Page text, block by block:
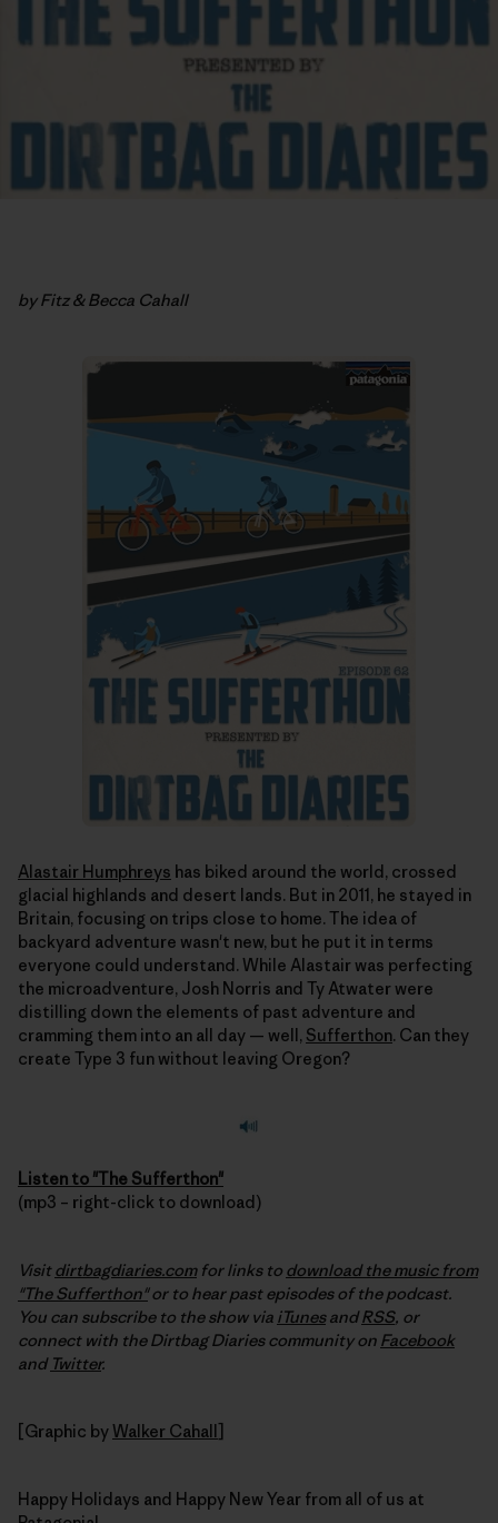
by Fitz & Becca Cahall
Alastair Humphreys has biked around the world, crossed
glacial highlands and desert lands. But in 2011, he stayed in
Britain, focusing on trips close to home. The idea of
backyard adventure wasn't new, but he put it in terms
everyone could understand. While Alastair was perfecting
the microadventure, Josh Norris and Ty Atwater were
distilling down the elements of past adventure and
cramming them into an all day — well, Sufferthon. Can they
create Type 3 fun without leaving Oregon?
Listen to "The Sufferthon"
(mp3 – right-click to download)
Visitdirtbagdiaries.comfor links to download the music from
"The Sufferthon"or to hear past episodes of the podcast.
You can subscribe to the show via iTunesandRSS, or
connect with the Dirtbag Diaries community on Facebook
and Twitter.
[Graphic byWalker Cahall]
Happy Holidays and Happy New Year from all of us at